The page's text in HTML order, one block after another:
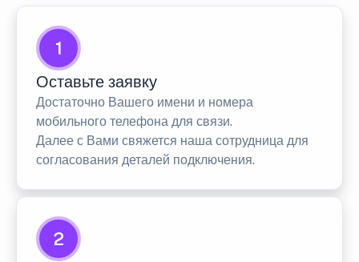
1
Оставьте заявку
Достаточно Вашего имени и номера
мобильного телефона для связи.
Далее с Вами свяжется наша сотрудница для
согласования деталей подключения.
2